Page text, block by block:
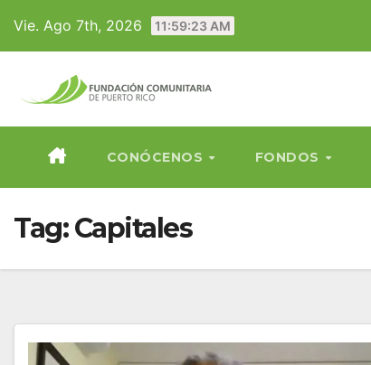
content
Vie. Ago 7th, 2026 11:59:24 AM
CONÓCENOS FONDOS
Tag:Capitales